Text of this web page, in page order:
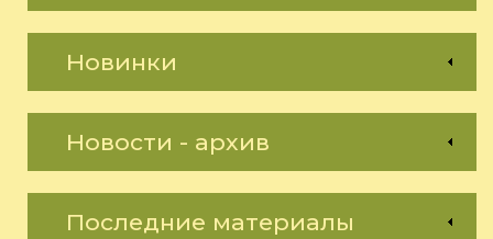
Новинки
Новости - архив
Последние материалы